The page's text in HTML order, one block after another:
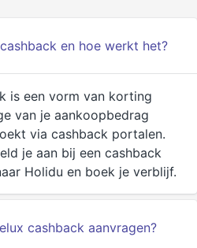
en hoe werkt het?
is een vorm van korting
van je aankoopbedrag
via cashback portalen.
je aan bij een cashback
Holidu en boek je verblijf.
cashback aanvragen?